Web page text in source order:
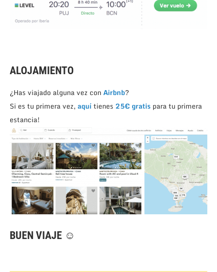
ALOJAMIENTO
¿Has viajado alguna vez conAirbnb?
Si es tu primera vez, aquítienes 25€ gratis para tu primera
estancia!
BUEN VIAJE ☺